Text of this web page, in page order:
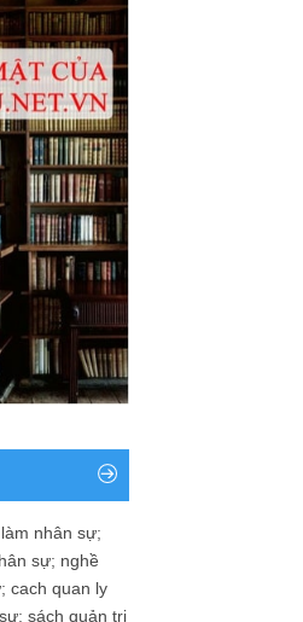
làm nhân sự;
sự; nghề
; cach quan ly
; sách quản trị